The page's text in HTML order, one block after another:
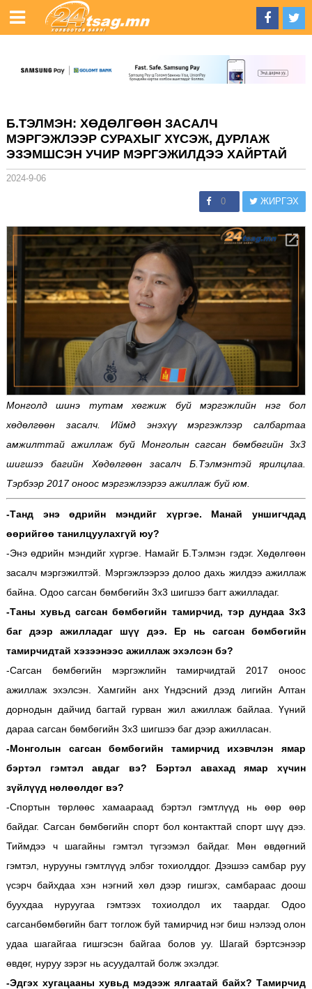
Б.ТЭЛМЭН: ХӨДӨЛГӨӨН ЗАСАЛЧ
МЭРГЭЖЛЭЭР СУРАХЫГ ХҮСЭЖ, ДУРЛАЖ
ЭЗЭМШСЭН УЧИР МЭРГЭЖИЛДЭЭ ХАЙРТАЙ
2024-9-06
0 ЖИРГЭХ
Монголд шинэ тутам хөгжиж буй мэргэжлийн нэг бол
хөдөлгөөн засалч. Иймд энэхүү мэргэжлээр салбартаа
амжилттай ажиллаж буй Монголын сагсан бөмбөгийн 3х3
шигшээ багийн Хөдөлгөөн засалч Б.Тэлмэнтэй ярилцлаа.
Тэрбээр 2017 оноос мэргэжлээрээ ажиллаж буй юм.
-Танд энэ өдрийн мэндийг хүргэе. Манай уншигчдад
өөрийгөө танилцуулахгүй юу?
-Энэ өдрийн мэндийг хүргэе. Намайг Б.Тэлмэн гэдэг. Хөдөлгөөн
засалч мэргэжилтэй. Мэргэжлээрээ долоо дахь жилдээ ажиллаж
байна. Одоо сагсан бөмбөгийн 3х3 шигшээ багт ажилладаг.
-Таны хувьд сагсан бөмбөгийн тамирчид, тэр дундаа 3х3
баг дээр ажилладаг шүү дээ. Ер нь сагсан бөмбөгийн
тамирчидтай хэзээнээс ажиллаж эхэлсэн бэ?
-Сагсан бөмбөгийн мэргэжлийн тамирчидтай 2017 оноос
ажиллаж эхэлсэн. Хамгийн анх Үндэсний дээд лигийн Алтан
дорнодын дайчид багтай гурван жил ажиллаж байлаа. Үүний
дараа сагсан бөмбөгийн 3х3 шигшээ баг дээр ажилласан.
-Монголын сагсан бөмбөгийн тамирчид ихэвчлэн ямар
бэртэл гэмтэл авдаг вэ? Бэртэл авахад ямар хүчин
зүйлүүд нөлөөлдөг вэ?
-Спортын төрлөөс хамаараад бэртэл гэмтлүүд нь өөр өөр
байдаг. Сагсан бөмбөгийн спорт бол контакттай спорт шүү дээ.
Тиймдээ ч шагайны гэмтэл түгээмэл байдаг. Мөн өвдөгний
гэмтэл, нурууны гэмтлүүд элбэг тохиолддог. Дээшээ самбар руу
үсэрч байхдаа хэн нэгний хөл дээр гишгэх, самбараас доош
буухдаа нуруугаа гэмтээх тохиолдол их таардаг.Одоо
сагсанбөмбөгийн багт тоглож буй тамирчид нэг биш нэлээд олон
удаа шагайгаа гишгэсэн байгаа болов уу. Шагай бэртсэнээр
өвдөг, нуруу зэрэг нь асуудалтай болж эхэлдэг.
-Эдгэх хугацааны хувьд мэдээж ялгаатай байх? Тамирчид